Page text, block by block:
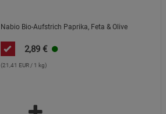
Nabio Bio-Aufstrich Paprika, Feta & Olive
2,89 €
(21,41 EUR / 1 kg)